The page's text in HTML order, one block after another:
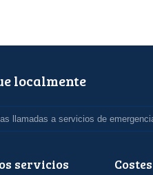
localmente
llamadas a servicios de
servicios Costes